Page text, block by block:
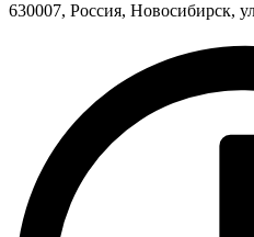
630007, Россия, Новосибирск,